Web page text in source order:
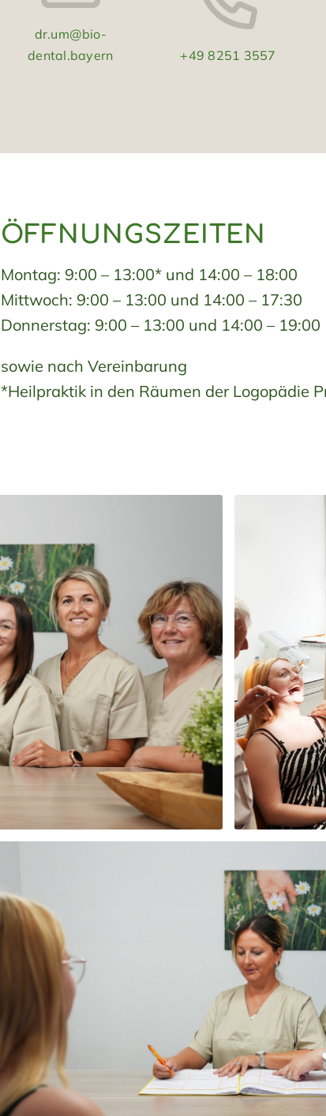
dr.um@bio-
dental.bayern
+49 8251 3557
ÖFFNUNGSZEITEN
Montag: 9:00 – 13:00* und 14:00 – 18:00
Mittwoch: 9:00 – 13:00 und 14:00 – 17:30
Donnerstag: 9:00 – 13:00 und 14:00 – 19:00
sowie nach Vereinbarung
*Heilpraktik in den Räumen der Logopädie